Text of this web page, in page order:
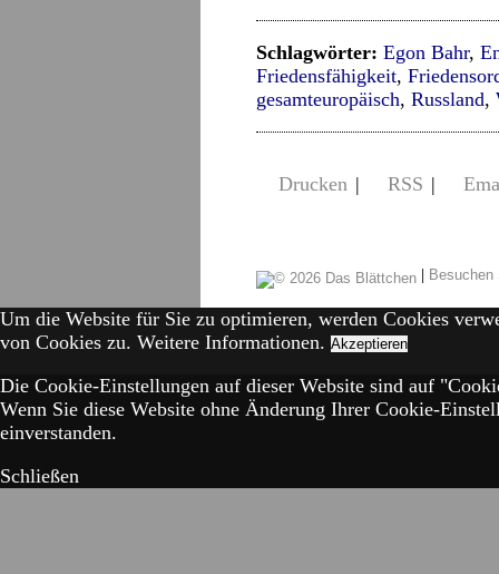
Schlagwörter: Egon Bahr,
Friedensfähigkeit,
gesamteuropäisch, Russland,
Drucken | RSS |
|
Um die Website für Sie zu optimieren, werden Cookies
von Cookies zu. Weitere Informationen. Akzeptieren
Die Cookie-Einstellungen auf dieser Website sind auf
Wenn Sie diese Website ohne Änderung Ihrer Cookie-
einverstanden.
Schließen